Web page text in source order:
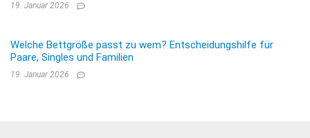
19. Januar 2026
Welche Bettgröße passt zu wem? Entscheidungshilfe für
Paare, Singles und Familien
19. Januar 2026